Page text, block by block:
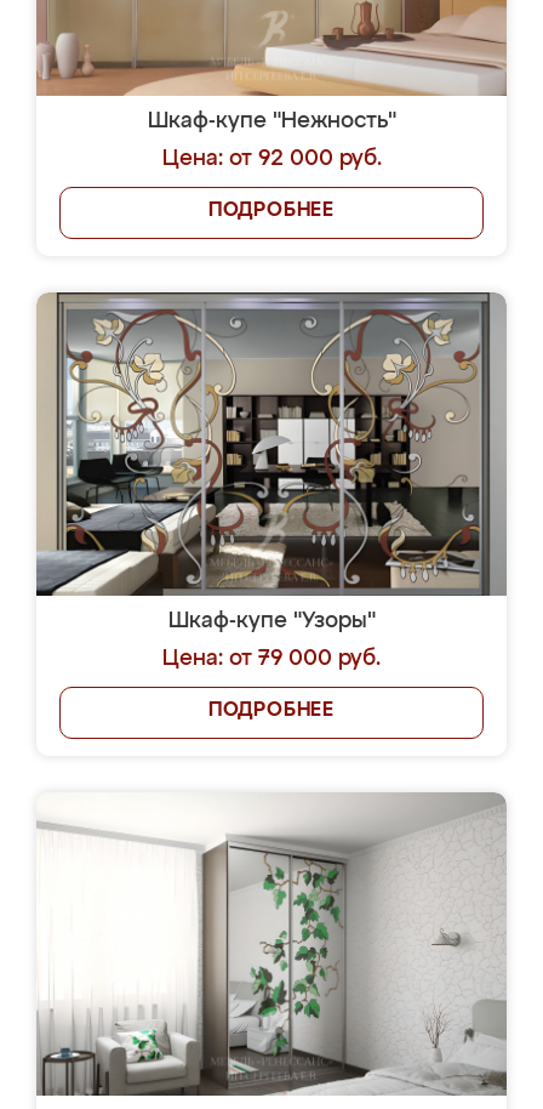
Шкаф-купе "Нежность"
Цена: от 92 000 руб.
ПОДРОБНЕЕ
Шкаф-купе "Узоры"
Цена: от 79 000 руб.
ПОДРОБНЕЕ